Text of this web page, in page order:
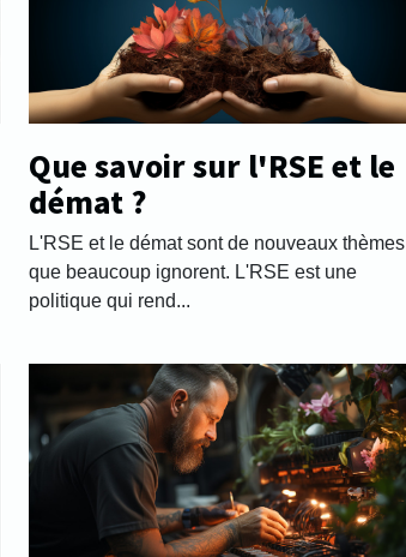
Que savoir sur l'RSE et le
démat ?
L'RSE et le démat sont de nouveaux thèmes
que beaucoup ignorent. L'RSE est une
politique qui rend...